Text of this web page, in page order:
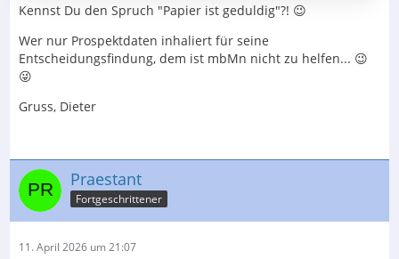
Kennst Du den Spruch "Papier ist geduldig"?! 😉
Wer nur Prospektdaten inhaliert für seine
Entscheidungsfindung, dem ist mbMn nicht zu helfen... 😉
😜
Gruss, Dieter
Praestant
Fortgeschrittener
11. April 2026 um 21:07